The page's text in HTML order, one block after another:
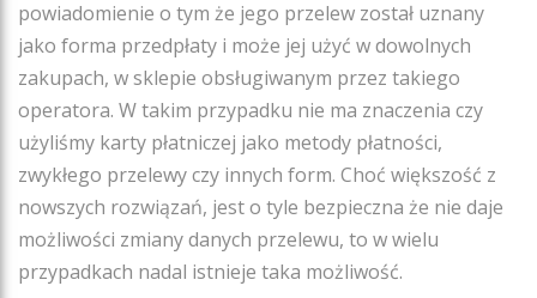
powiadomienie o tym że jego przelew został uznany
jako forma przedpłaty i może jej użyć w dowolnych
zakupach, w sklepie obsługiwanym przez takiego
operatora. W takim przypadku nie ma znaczenia czy
użyliśmy karty płatniczej jako metody płatności,
zwykłego przelewy czy innych form. Choć większość z
nowszych rozwiązań, jest o tyle bezpieczna że nie daje
możliwości zmiany danych przelewu, to w wielu
przypadkach nadal istnieje taka możliwość.